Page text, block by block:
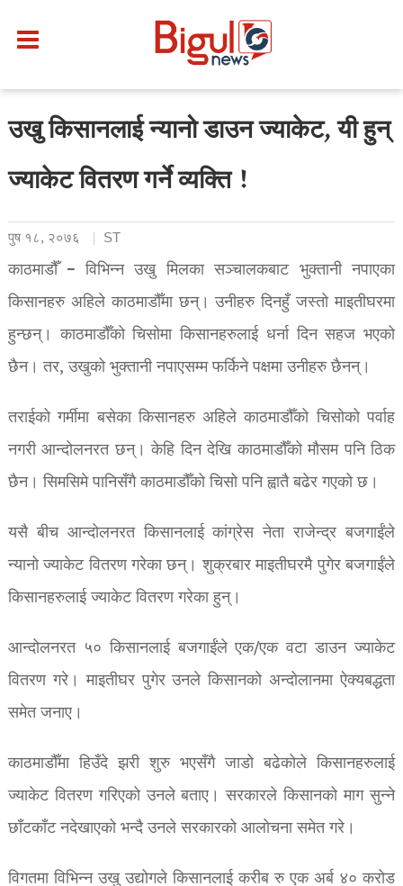
उखु किसानलाई न्यानो डाउन ज्याकेट, यी हुन्
ज्याकेट वितरण गर्ने व्यक्ति !
पुष १८, २०७६ ST
काठमाडौँ – विभिन्न उखु मिलका सञ्चालकबाट भुक्तानी नपाएका
किसानहरु अहिले काठमाडौँमा छन्। उनीहरु दिनहुँ जस्तो माइतीघरमा
हुन्छन्। काठमाडौँको चिसोमा किसानहरुलाई धर्ना दिन सहज भएको
छैन। तर, उखुको भुक्तानी नपाएसम्म फर्किने पक्षमा उनीहरु छैनन्।
तराईको गर्मीमा बसेका किसानहरु अहिले काठमाडौँको चिसोको पर्वाह
नगरी आन्दोलनरत छन्। केहि दिन देखि काठमाडौँको मौसम पनि ठिक
छैन। सिमसिमे पानिसँगै काठमाडौँको चिसो पनि ह्वातै बढेर गएको छ।
यसै बीच आन्दोलनरत किसानलाई कांग्रेस नेता राजेन्द्र बजगाईंले
न्यानो ज्याकेट वितरण गरेका छन्। शुक्रबार माइतीघरमै पुगेर बजगाईंले
किसानहरुलाई ज्याकेट वितरण गरेका हुन्।
आन्दोलनरत ५० किसानलाई बजगाईंले एक/एक वटा डाउन ज्याकेट
वितरण गरे। माइतीघर पुगेर उनले किसानको अन्दोलानमा ऐक्यबद्धता
समेत जनाए।
काठमाडौँमा हिउँदे झरी शुरु भएसँगै जाडो बढेकोले किसानहरुलाई
ज्याकेट वितरण गरिएको उनले बताए। सरकारले किसानको माग सुन्ने
छाँटकाँट नदेखाएको भन्दै उनले सरकारको आलोचना समेत गरे।
विगतमा विभिन्न उखु उद्योगले किसानलाई करीब रु एक अर्ब ४० करोड